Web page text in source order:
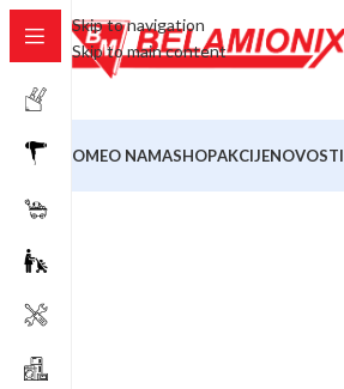
Skip to navigation
Skip to main content
HOMEO NAMASHOPAKCIJENOVOSTI